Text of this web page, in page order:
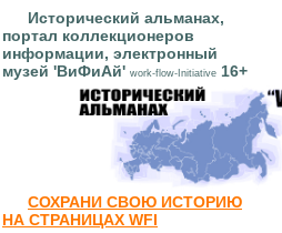
Исторический альманах,
портал коллекционеров
информации, электронный
музей 'ВиФиАй' work-flow-Initiative 16+
СОХРАНИ СВОЮ ИСТОРИЮ
НА СТРАНИЦАХ WFI